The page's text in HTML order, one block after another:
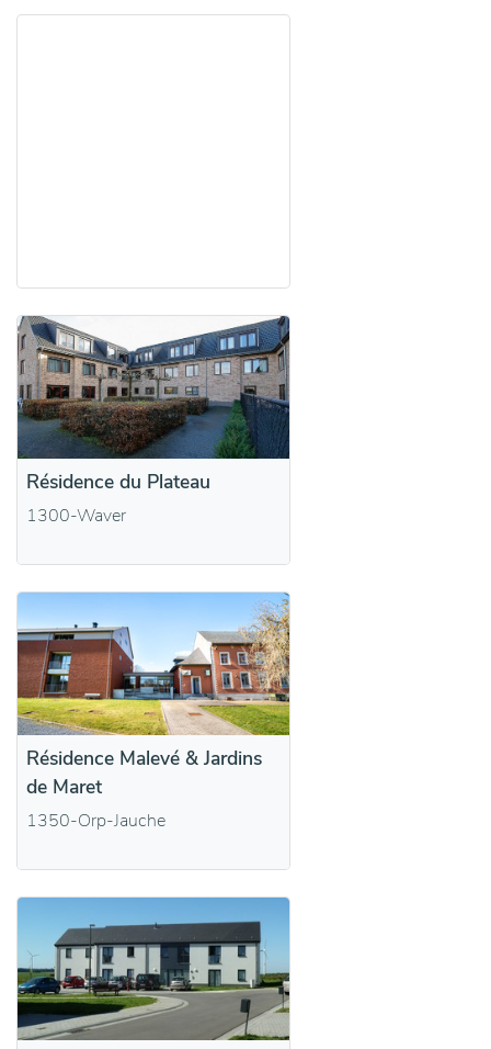
Résidence du Plateau
1300-Waver
Résidence Malevé & Jardins
de Maret
1350-Orp-Jauche